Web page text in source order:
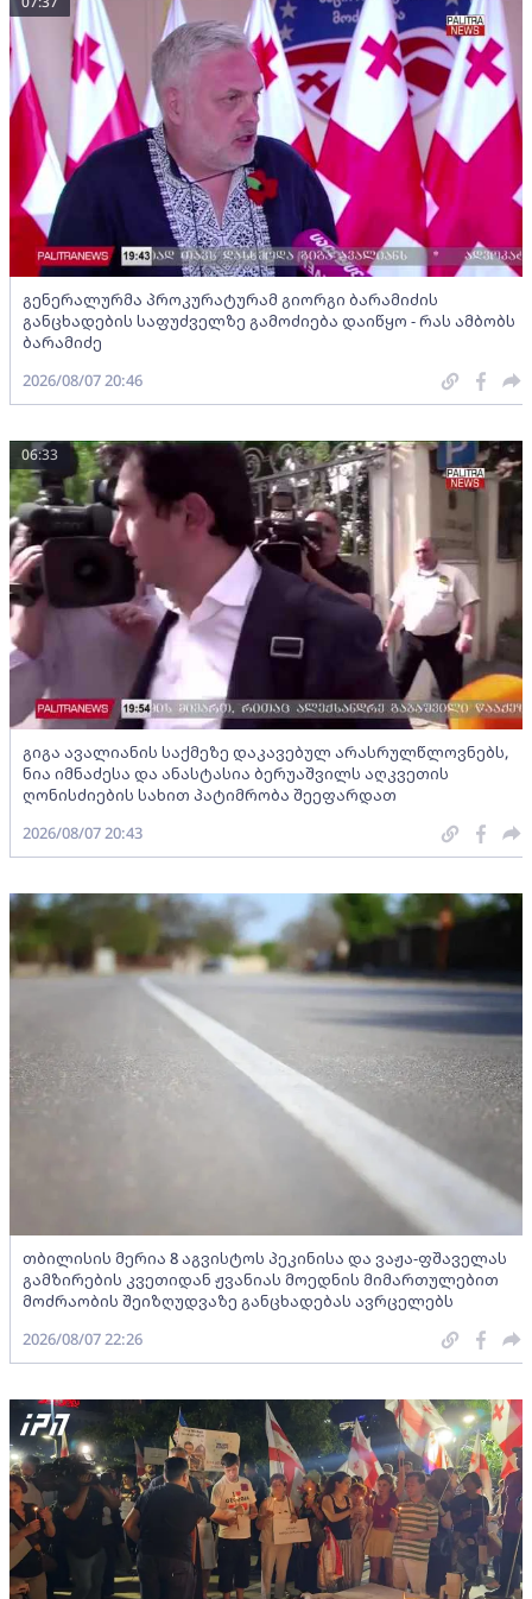
გენერალურმა პროკურატურამ გიორგი ბარამიძის
განცხადების საფუძველზე გამოძიება დაიწყო - რას ამბობს
ბარამიძე
2026/08/07 20:46
გიგა ავალიანის საქმეზე დაკავებულ არასრულწლოვნებს,
ნია იმნაძესა და ანასტასია ბერუაშვილს აღკვეთის
ღონისძიების სახით პატიმრობა შეეფარდათ
06:33
2026/08/07 20:43
თბილისის მერია 8 აგვისტოს პეკინისა და ვაჟა-ფშაველას
გამზირების კვეთიდან ჟვანიას მოედნის მიმართულებით
მოძრაობის შეიზღუდვაზე განცხადებას ავრცელებს
2026/08/07 22:26